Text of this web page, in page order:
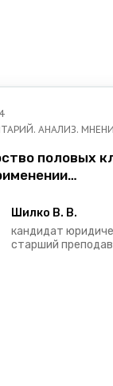
АНАЛИЗ.
половых
Шилко В. В.
кандидат
старший